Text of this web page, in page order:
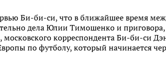
Би-би-си, что в ближайшее время
дела Юлии Тимошенко и
московского корреспондента Би-би-си
по футболу, который начинается